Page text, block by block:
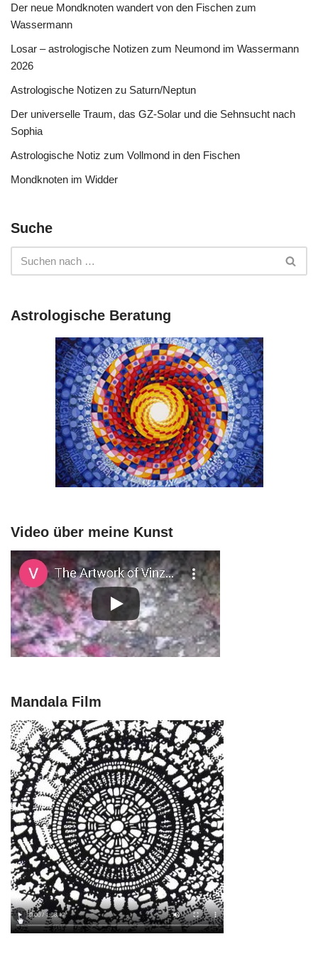
Der neue Mondknoten wandert von den Fischen zum
Wassermann
Losar – astrologische Notizen zum Neumond im Wassermann
2026
Astrologische Notizen zu Saturn/Neptun
Der universelle Traum, das GZ-Solar und die Sehnsucht nach
Sophia
Astrologische Notiz zum Vollmond in den Fischen
Mondknoten im Widder
Suche
Astrologische Beratung
Video über meine Kunst
Mandala Film